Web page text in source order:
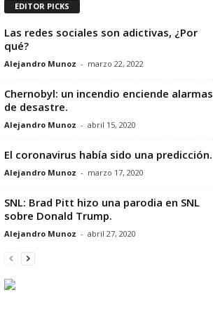
EDITOR PICKS
Las redes sociales son adictivas, ¿Por
qué?
Alejandro Munoz - marzo 22, 2022
Chernobyl: un incendio enciende alarmas
de desastre.
Alejandro Munoz - abril 15, 2020
El coronavirus había sido una predicción.
Alejandro Munoz - marzo 17, 2020
SNL: Brad Pitt hizo una parodia en SNL
sobre Donald Trump.
Alejandro Munoz - abril 27, 2020